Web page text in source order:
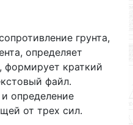
грунта,
определяет
формирует краткий
файл.
определение
от трех сил.